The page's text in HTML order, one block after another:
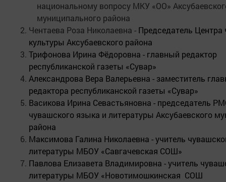
национальному вопросу МКУ «ОО»
муниципального района
Чентаева Роза Николаевна - Председатель Центра
культуры Аксубаевского района
Трифонова Ирина Фёдоровна - главный редактор
республиканской газеты «Сувар»
Александрова Вера Валерьевна - заместитель
редактора республиканской газеты «Сувар»
Васикова Ирина Севастьяновна - председатель
чувашского языка и литературы Аксубаевского
района
Максимова Галина Николаевна - учитель
литературы МБОУ «Савгачевская СОШ»
Павлова Елизавета Владимировна - учитель
литературы МБОУ «Новотимошкинская СОШ